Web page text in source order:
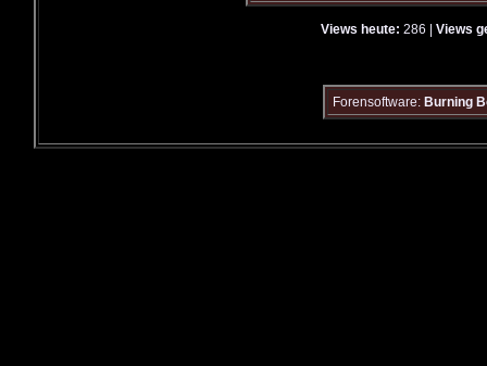
Views heute: 286 | Views
Forensoftware: Burning